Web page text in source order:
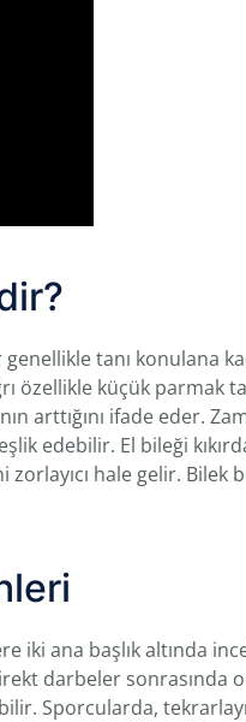
tanı konulana
özellikle küçük parmak
arttığını ifade eder.
edebilir. El bileği
hale gelir. Bilek
iki ana başlık altında
darbeler sonrasında
Sporcularda,